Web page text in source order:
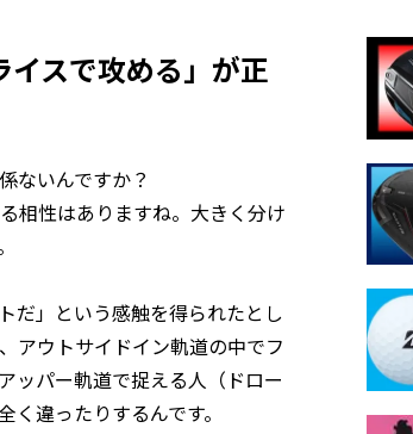
スで攻める」が正
ないんですか？
相性はありますね。大きく分け
だ」という感触を得られたとし
アウトサイドイン軌道の中でフ
ッパー軌道で捉える人（ドロー
違ったりするんです。